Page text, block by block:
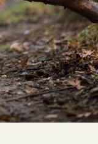
S
K
Ü
S
N